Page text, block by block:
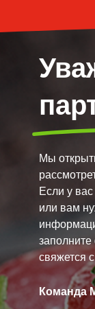
Мы
Если у
или вам
свяжется
Команда